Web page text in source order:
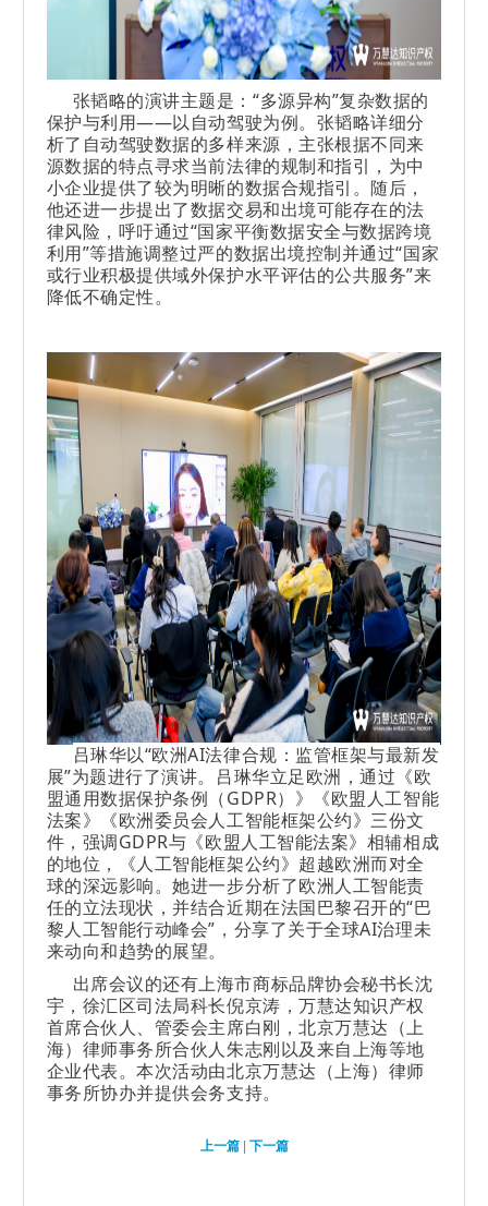
张韬略的演讲主题是：“多源异构”复杂数据的
保护与利用——以自动驾驶为例。张韬略详细分
析了自动驾驶数据的多样来源，主张根据不同来
源数据的特点寻求当前法律的规制和指引，为中
小企业提供了较为明晰的数据合规指引。随后，
他还进一步提出了数据交易和出境可能存在的法
律风险，呼吁通过“国家平衡数据安全与数据跨境
利用”等措施调整过严的数据出境控制并通过“国家
或行业积极提供域外保护水平评估的公共服务”来
降低不确定性。
吕琳华以“欧洲AI法律合规：监管框架与最新发
展”为题进行了演讲。吕琳华立足欧洲，通过《欧
盟通用数据保护条例（GDPR）》《欧盟人工智能
法案》《欧洲委员会人工智能框架公约》三份文
件，强调GDPR与《欧盟人工智能法案》相辅相成
的地位，《人工智能框架公约》超越欧洲而对全
球的深远影响。她进一步分析了欧洲人工智能责
任的立法现状，并结合近期在法国巴黎召开的“巴
黎人工智能行动峰会”，分享了关于全球AI治理未
来动向和趋势的展望。
出席会议的还有上海市商标品牌协会秘书长沈
宇，徐汇区司法局科长倪京涛，万慧达知识产权
首席合伙人、管委会主席白刚，北京万慧达（上
海）律师事务所合伙人朱志刚以及来自上海等地
企业代表。本次活动由北京万慧达（上海）律师
事务所协办并提供会务支持。
上一篇 下一篇